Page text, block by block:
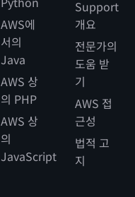
AWS에
서의
Java
AWS 상
의 PHP
AWS 상
의
JavaScript
Support
개요
전문가의
도움 받
기
AWS 접
근성
법적 고
지